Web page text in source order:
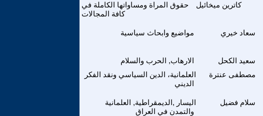
حقوق المراة ومساواتها الكاملة في
كافة المجالات
كاترين ميخائيل
مواضيع وابحاث سياسية سعاد خيري
الارهاب, الحرب والسلام سعيد الكحل
العلمانية، الدين السياسي ونقد الفكر
الديني
مصطفى عنترة
اليسار ,الديمقراطية, العلمانية
والتمدن في العراق
سلام فضيل